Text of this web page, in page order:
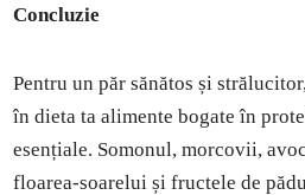
Concluzie
Pentru un păr sănătos și
în dieta ta alimente bogate în
esențiale. Somonul, morcovii,
floarea-soarelui și fructele de